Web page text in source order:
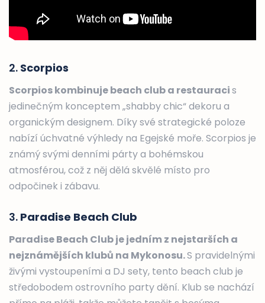
2. Scorpios
Scorpios kombinuje beach club a restauracis
jedinečným konceptem „shabby chic“ dekoru a
organickým designem. Díky své strategické poloze
nabízí úchvatné výhledy na Egejské moře. Scorpios je
známý svými denními párty a bohémskou
atmosférou, což z něj dělá skvělé místo pro
odpočinek i zábavu.
3. Paradise Beach Club
Paradise Beach Club je jedním z nejstarších a
nejznámějších klubů na Mykonosu.S pravidelnými
živými vystoupeními a DJ sety, tento beach club je
středobodem ostrovního party dění. Klub se nachází